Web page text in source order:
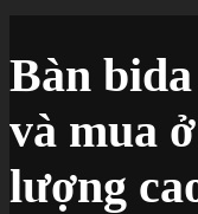
Bàn
và mua
lượng